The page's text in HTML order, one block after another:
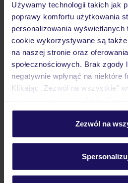
Używamy technologii takich jak
poprawy komfortu użytkowania
personalizowania
cookie wykorzystywane są
na naszej stronie oraz
społecznościowych. Brak zgody
negatywnie wpłynąć na niektóre
Klikając „Zezwól na wszystkie”
personalizować swój wybór
Szczegółowe informacje o
Zezwól na
Wyżywienie
Atrakcje
Ważne informacje
Często zadawane
Jak zmienić uczestników/osobę
Czy w Hotelu będzie przedstawiciel
Na jakiej podstawie i gdzie
pokładowe/bilety lotnicze?